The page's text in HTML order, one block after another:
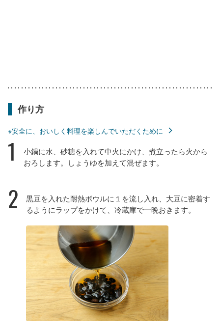
作り方
※安全に、おいしく料理を楽しんでいただくために
1
小鍋に水、砂糖を入れて中火にかけ、煮立ったら火から
おろします。しょうゆを加えて混ぜます。
2
黒豆を入れた耐熱ボウルに１を流し入れ、大豆に密着す
るようにラップをかけて、冷蔵庫で一晩おきます。